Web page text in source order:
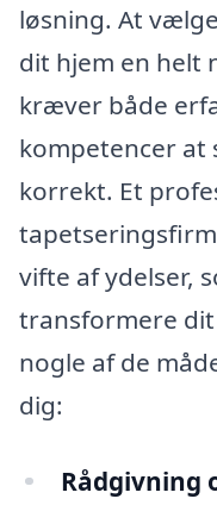
løsning. At
dit hjem en helt
kræver både
kompetencer at
korrekt. Et
vifte af ydelser,
transformere
nogle af de
dig:
Rådgivning